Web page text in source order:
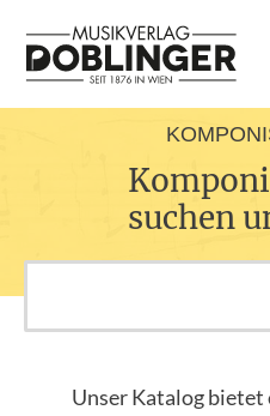
suchen
Unser Katalog